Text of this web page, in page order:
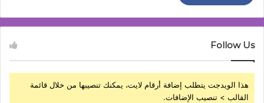
Follow Us
هذا الويدجت يتطلب إضافة أرقام لايت، يمكنك تنصيبها من خلال قائمة
القالب > تنصيب الإضافات.